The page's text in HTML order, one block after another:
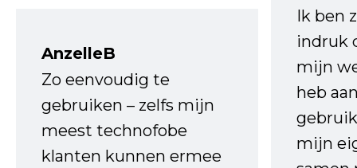
AnzelleB
Zo eenvoudig te
gebruiken – zelfs mijn
meest technofobe
klanten kunnen ermee
Ik ben
indruk
mijn
heb
mijn